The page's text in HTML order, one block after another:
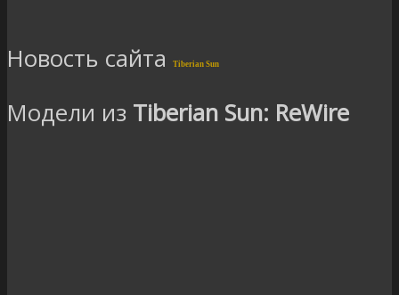
Новость сайта Tiberian Sun
Модели из Tiberian Sun: ReWire